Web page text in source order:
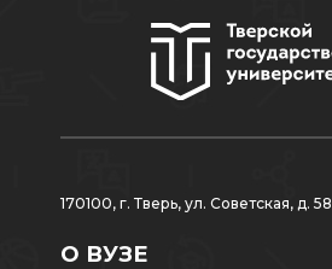
170100, г. Тверь, ул. Советская, д. 58
О ВУЗЕ